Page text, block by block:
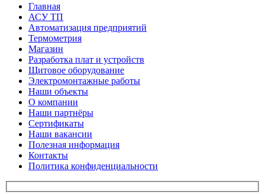
Главная
АСУ ТП
Автоматизация предприятий
Термометрия
Магазин
Разработка плат и устройств
Щитовое оборудование
Электромонтажные работы
Наши объекты
О компании
Наши партнёры
Сертификаты
Наши вакансии
Полезная информация
Контакты
Политика конфиденциальности